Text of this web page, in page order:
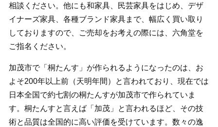
相談ください。他にも和家具、民芸家具をはじめ、デザ
イナーズ家具、各種ブランド家具まで、幅広く買い取り
しておりますので、ご売却をお考えの際には、六角堂を
ご指名ください。
加茂市で「桐たんす」が作られるようになったのは、お
よそ200年以上前（天明年間）と言われており、現在では
日本全国で約七割の桐たんすが加茂市で作られていま
す。桐たんすと言えば「加茂」と言われるほど、その技
術と品質は全国的に高い評価を受けています。数々の逸